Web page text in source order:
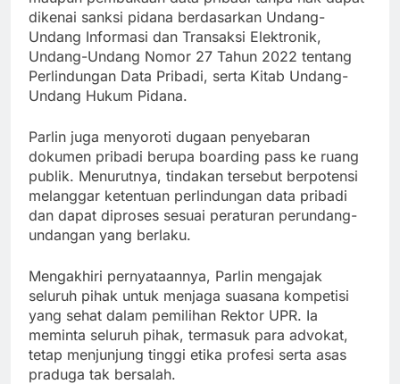
dikenai sanksi pidana berdasarkan Undang-
Undang Informasi dan Transaksi Elektronik,
Undang-Undang Nomor 27 Tahun 2022 tentang
Perlindungan Data Pribadi, serta Kitab Undang-
Undang Hukum Pidana.
Parlin juga menyoroti dugaan penyebaran
dokumen pribadi berupa boarding pass ke ruang
publik. Menurutnya, tindakan tersebut berpotensi
melanggar ketentuan perlindungan data pribadi
dan dapat diproses sesuai peraturan perundang-
undangan yang berlaku.
Mengakhiri pernyataannya, Parlin mengajak
seluruh pihak untuk menjaga suasana kompetisi
yang sehat dalam pemilihan Rektor UPR. Ia
meminta seluruh pihak, termasuk para advokat,
tetap menjunjung tinggi etika profesi serta asas
praduga tak bersalah.